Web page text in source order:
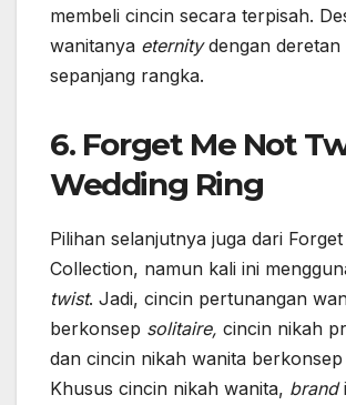
membeli cincin secara terpisah.
wanitanya eternitydengan
sepanjang rangka.
6. Forget Me Not
Wedding Ring
Pilihan selanjutnya juga dari
Collection, namun kali ini
twist. Jadi, cincin pertunangan
berkonsep solitaire, cincin nikah
dan cincin nikah wanita berkonsep
Khusus cincin nikah wanita, brand